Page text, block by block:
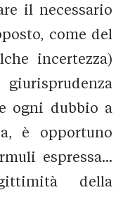
il necessario
come del
incertezza)
ogni dubbio a
è opportuno
espressa...
della